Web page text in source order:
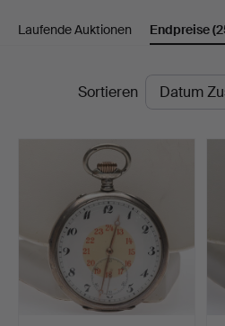
Laufende Auktionen Endpreise
EndpreiseSortieren